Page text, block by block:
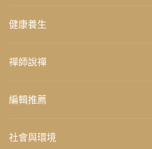
健康養生
禪師說禪
編輯推薦
社會與環境